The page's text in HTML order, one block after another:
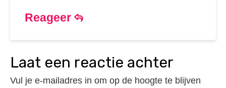
Reageer
laat een reactie achter
Vul je e-mailadres in om op de hoogte te blijven